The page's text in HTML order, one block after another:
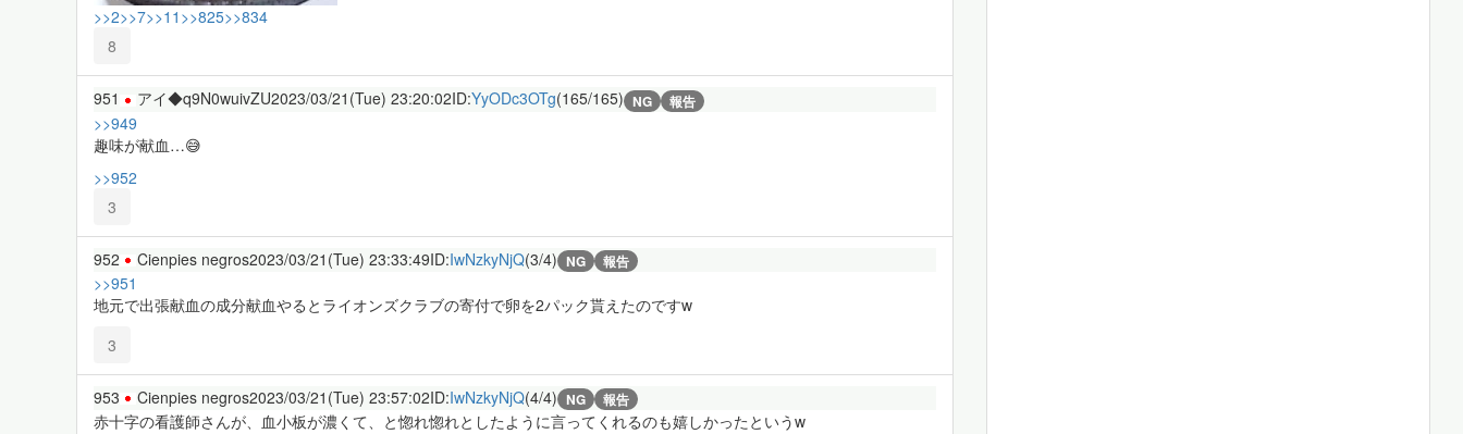
>>2>>7>>11 >>825>>834
8
951 アイ◆q9N0wuivZU2023/03/21(Tue) 23:20:02ID:YyODc3OTg(165/165) NG 報告
>>949
趣味が献血…😅
>>952
3
952 Cienpies negros2023/03/21(Tue) 23:33:49ID:IwNzkyNjQ(3/4) NG 報告
>>951
地元で出張献血の成分献血やるとライオンズクラブの寄付で卵を2パック貰えたのですw
3
953 Cienpies negros2023/03/21(Tue) 23:57:02ID:IwNzkyNjQ(4/4) NG 報告
赤十字の看護師さんが、血小板が濃くて、と惚れ惚れとしたように言ってくれるのも嬉しかったというw